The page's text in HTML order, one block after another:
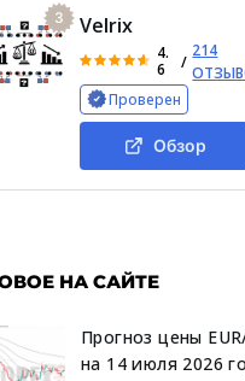
3 Velrix
4.
6
/
214
Проверен
Обзор
НА САЙТЕ
Прогноз цены
на 14 июля 2026